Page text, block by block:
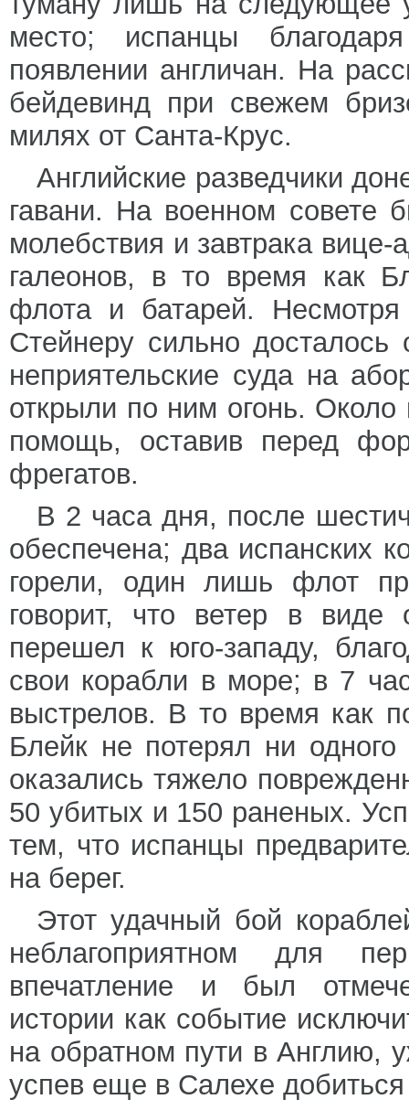
место; испанцы
появлении англичан. На
бейдевинд при свежем
милях от Санта-Крус.
Английские разведчики
гавани. На военном совете
молебствия и завтрака
галеонов, в то время как
флота и батарей.
Стейнеру сильно
неприятельские суда на
открыли по ним огонь.
помощь, оставив перед
фрегатов.
В 2 часа дня, после
обеспечена; два испанских
горели, один лишь флот
говорит, что ветер в виде
перешел к юго-западу,
свои корабли в море; в 7
выстрелов. В то время как
Блейк не потерял ни
оказались тяжело
50 убитых и 150 раненых.
тем, что испанцы
на берег.
Этот удачный бой
неблагоприятном для
впечатление и был
истории как событие
на обратном пути в Англию,
успев еще в Салехе